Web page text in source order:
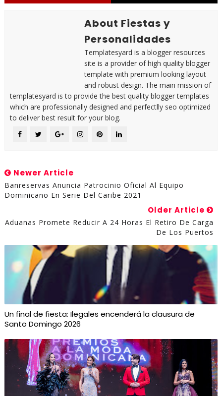
About Fiestas y
Personalidades
Templatesyard is a blogger resources
site is a provider of high quality blogger
template with premium looking layout
and robust design. The main mission of
templatesyard is to provide the best quality blogger templates
which are professionally designed and perfectlly seo optimized
to deliver best result for your blog.
Newer Article
Banreservas Anuncia Patrocinio Oficial Al Equipo
Dominicano En Serie Del Caribe 2021
Older Article
Aduanas Promete Reducir A 24 Horas El Retiro De Carga
De Los Puertos
Un final de fiesta: Ilegales encenderá la clausura de
Santo Domingo 2026